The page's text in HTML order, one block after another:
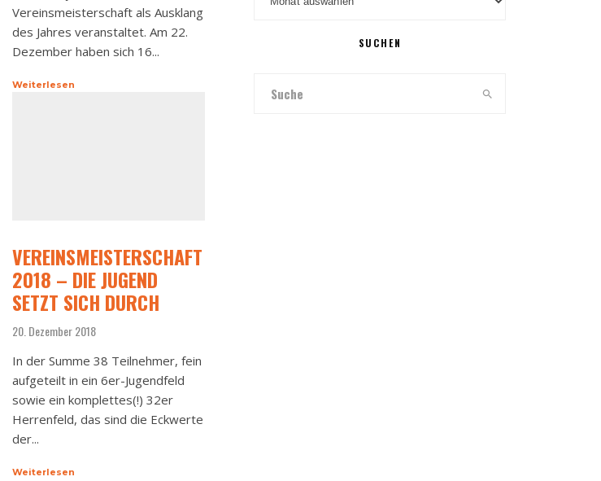
Vereinsmeisterschaft als Ausklang
des Jahres veranstaltet. Am 22.
Dezember haben sich 16...
Weiterlesen
VEREINSMEISTERSCHAFT
2018 – DIE JUGEND
SETZT SICH DURCH
20. Dezember 2018
In der Summe 38 Teilnehmer, fein
aufgeteilt in ein 6er-Jugendfeld
sowie ein komplettes(!) 32er
Herrenfeld, das sind die Eckwerte
der...
Weiterlesen
SUCHEN